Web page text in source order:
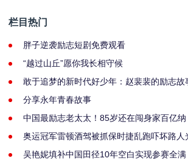
栏目热门
胖子逆袭励志短剧免费观看
“越过山丘”愿你我长相守候
敢于追梦的新时代好少年：赵裴裴的励志故
分享永年青春故事
中国最励志老太太！85岁还在闯身家百亿纳
奥运冠军雷顿酒驾被抓保时捷乱跑吓坏路人
吴艳妮填补中国田径10年空白实现参赛全满